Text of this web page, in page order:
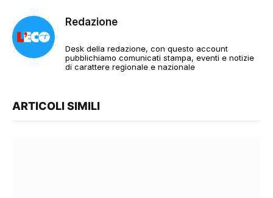
Redazione
Desk della redazione, con questo account
pubblichiamo comunicati stampa, eventi e notizie
di carattere regionale e nazionale
ARTICOLI SIMILI